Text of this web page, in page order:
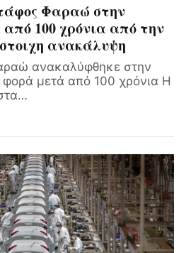
Φαραώ στην
100 χρόνια από την
ανακάλυψη
ανακαλύφθηκε στην
φορά μετά από 100 χρόνια Η